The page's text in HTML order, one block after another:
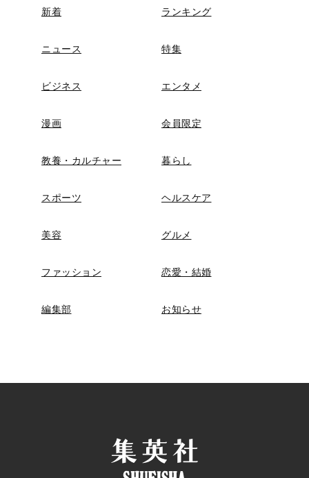
新着 ランキング
ニュース 特集
ビジネス エンタメ
漫画 会員限定
教養・カルチャー 暮らし
スポーツ ヘルスケア
美容 グルメ
ファッション 恋愛・結婚
編集部 お知らせ